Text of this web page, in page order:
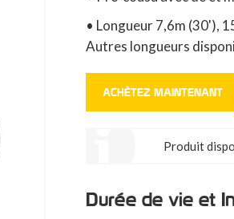
• Longueur 7,6m (30'),
Autres longueurs
ACHÈTEZ MAINTENANT
Produit
Durée de vie et